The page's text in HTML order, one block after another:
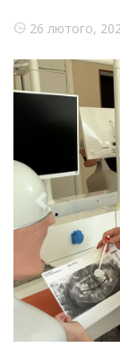
26 лютого,
Previous